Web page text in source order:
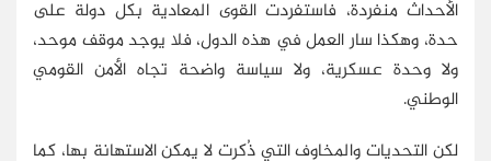
الأحداث منفردة، فاستفردت القوى المعادية بكل دولة على
حدة، وهكذا سار العمل في هذه الدول، فلا يوجد موقف موحد،
ولا وحدة عسكرية، ولا سياسة واضحة تجاه الأمن القومي
الوطني.
لكن التحديات والمخاوف التي ذُكرت لا يمكن الاستهانة بها، كما